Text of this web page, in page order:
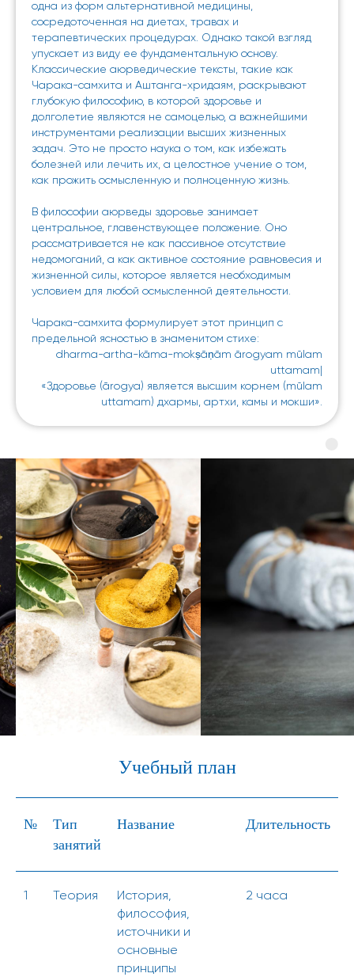
одна из форм альтернативной медицины,
сосредоточенная на диетах, травах и
терапевтических процедурах. Однако такой взгляд
упускает из виду ее фундаментальную основу.
Классические аюрведические тексты, такие как
Чарака-самхита и Аштанга-хридаям, раскрывают
глубокую философию, в которой здоровье и
долголетие являются не самоцелью, а важнейшими
инструментами реализации высших жизненных
задач. Это не просто наука о том, как избежать
болезней или лечить их, а целостное учение о том,
как прожить осмысленную и полноценную жизнь.
В философии аюрведы здоровье занимает
центральное, главенствующее положение. Оно
рассматривается не как пассивное отсутствие
недомоганий, а как активное состояние равновесия и
жизненной силы, которое является необходимым
условием для любой осмысленной деятельности.
Чарака-самхита формулирует этот принцип с
предельной ясностью в знаменитом стихе:
dharma-artha-kāma-mokṣāṇām ārogyam mūlam
uttamam|
«Здоровье (ārogya) является высшим корнем (mūlam
uttamam) дхармы, артхи, камы и мокши».
Учебный план
№
Тип
занятий
Название Длительность
1 Теория
История,
философия,
источники и
основные
принципы
2 часа